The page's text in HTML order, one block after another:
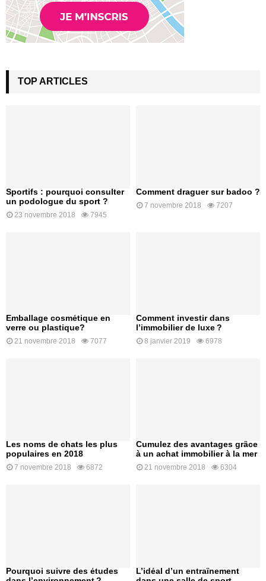
TOP ARTICLES
Sportifs : pourquoi consulter
un podologue du sport ?
23 novembre 2018 7945
Comment draguer sur badoo ?
7 novembre 2018 7207
Emballage cosmétique en
verre ou plastique?
21 novembre 2018 7077
Comment investir dans
l’immobilier de luxe ?
8 janvier 2019 6978
Les noms de chats les plus
populaires en 2018
7 novembre 2018 6872
Cumulez des avantages grâce
à un achat immobilier à la mer
21 novembre 2018 6304
Pourquoi suivre des études
L’idéal d’un entraînement